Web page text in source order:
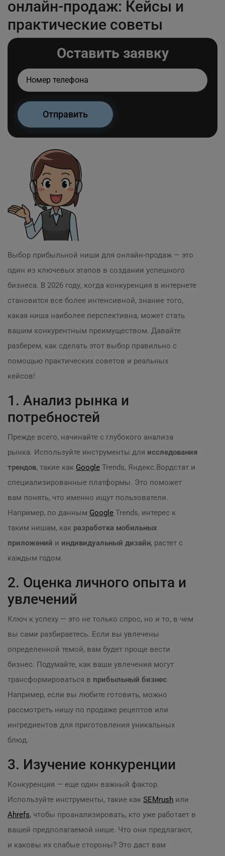
онлайн-продаж: Кейсы и
практические советы
Оставить заявку
Выбор прибыльной ниши для онлайн-продаж — это
один из ключевых этапов в создании успешного
бизнеса. В 2026 году, когда конкуренция в интернете
становится все более интенсивной, знание того,
какая ниша наиболее перспективна, может стать
вашим конкурентным преимуществом. Давайте
разберем, как сделать этот выбор правильно с
помощью практических советов и реальных
кейсов!
1. Анализ рынка и
потребностей
Прежде всего, начинайте с глубокого анализа
рынка. Используйте инструменты для исследования
трендов, такие как Google Trends, Яндекс.Вордстат и
специализированные платформы. Это поможет
вам понять, что именно ищут пользователи.
Например, по данным Google Trends, интерес к
таким нишам, как разработка мобильных
приложений и индивидуальный дизайн, растет с
каждым годом.
2. Оценка личного опыта и
увлечений
Ключ к успеху — это не только спрос, но и то, в чем
вы сами разбираетесь. Если вы увлечены
определенной темой, вам будет проще вести
бизнес. Подумайте, как ваши увлечения могут
трансформироваться в прибыльный бизнес.
Например, если вы любите готовить, можно
рассмотреть нишу по продаже рецептов или
ингредиентов для приготовления уникальных
блюд.
3. Изучение конкуренции
Конкуренция — еще один важный фактор.
Используйте инструменты, такие как SEMrush или
Ahrefs, чтобы проанализировать, кто уже работает в
вашей предполагаемой нише. Что они предлагают,
и каковы их слабые стороны? Это даст вам